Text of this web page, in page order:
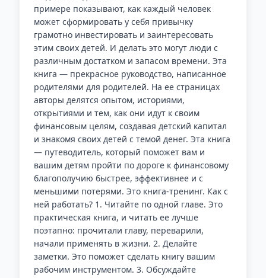
примере показывают, как каждый человек
может сформировать у себя привычку
грамотно инвестировать и заинтересовать
этим своих детей. И делать это могут люди с
различным достатком и запасом времени. Эта
книга — прекрасное руководство, написанное
родителями для родителей. На ее страницах
авторы делятся опытом, историями,
открытиями и тем, как они идут к своим
финансовым целям, создавая детский капитал
и знакомя своих детей с темой денег. Эта книга
— путеводитель, который поможет вам и
вашим детям пройти по дороге к финансовому
благополучию быстрее, эффективнее и с
меньшими потерями. Это книга-тренинг. Как с
ней работать? 1. Читайте по одной главе. Это
практическая книга, и читать ее лучше
поэтапно: прочитали главу, переварили,
начали применять в жизни. 2. Делайте
заметки. Это поможет сделать книгу вашим
рабочим инструментом. 3. Обсуждайте